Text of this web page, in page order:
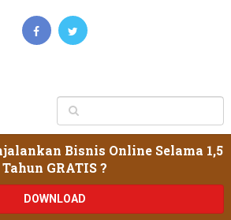
Bisnis Online Selama 1,5
Tahun GRATIS ?
DOWNLOAD